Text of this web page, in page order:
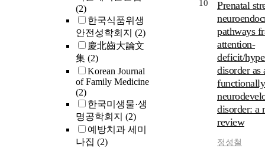
(2)
한국식품위생
안전성학회지 (2)
慶北齒大論文
集 (2)
Korean Journal
of Family Medicine
(2)
한국미생물·생
명공학회지 (2)
예방치과 세미
나집 (2)
10
Prenatal
pathways
attention-
deficit/
disorder as
disorder: a
review
정성철